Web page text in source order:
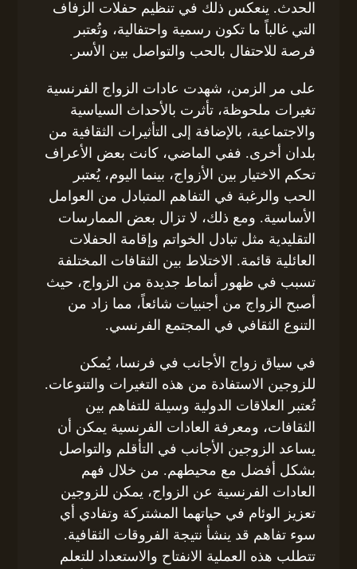
الحدث. ينعكس ذلك في تنظيم حفلات الزفاف
التي غالباً ما تكون رسمية واحتفالية، وتُعتبر
فرصة للاحتفال بالحب والتواصل بين الأسر.
على مر الزمن، شهدت عادات الزواج الفرنسية
تغيرات ملحوظة، تأثرت بالأحداث السياسية
والاجتماعية، بالإضافة إلى التأثيرات الثقافية من
بلدان أخرى. ففي الماضي، كانت بعض الأعراف
تحكم الاختيار بين الأزواج، بينما اليوم، يُعتبر
الحب والرغبة في التفاهم المتبادل من العوامل
الأساسية. ومع ذلك، لا تزال بعض الممارسات
التقليدية مثل تبادل الخواتم وإقامة الحفلات
العائلية قائمة. الاختلاط بين الثقافات المختلفة
تسبب في ظهور أنماط جديدة من الزواج، حيث
أصبح الزواج من أجنبيات شائعاً، مما زاد من
التنوع الثقافي في المجتمع الفرنسي.
في سياق زواج الأجانب في فرنسا، يُمكن
للزوجين الاستفادة من هذه التغيرات والتنوعات.
تُعتبر العلاقات الدولية وسيلة للتفاهم بين
الثقافات، ومعرفة العادات الفرنسية يمكن أن
يساعد الزوجين الأجانب في التأقلم والتواصل
بشكل أفضل مع محيطهم. من خلال فهم
العادات الفرنسية عن الزواج، يمكن للزوجين
تعزيز الوئام في حياتهما المشتركة وتفادي أي
سوء تفاهم قد ينشأ نتيجة الفروقات الثقافية.
تتطلب هذه العملية الانفتاح والاستعداد للتعلم